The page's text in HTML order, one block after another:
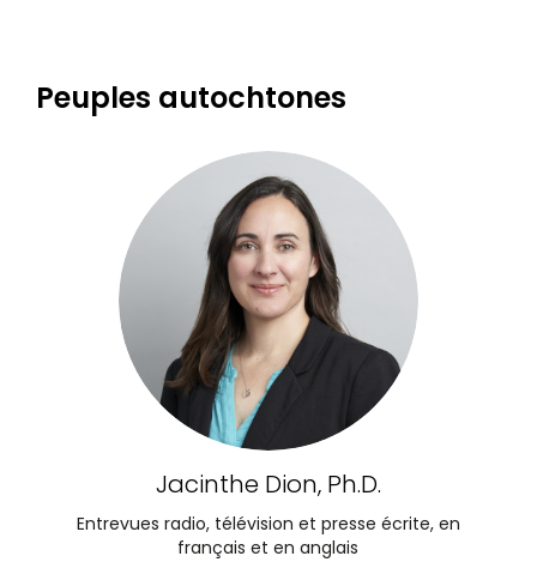
Peuples autochtones
Jacinthe Dion, Ph.D.
Entrevues radio, télévision et presse écrite, en
français et en anglais